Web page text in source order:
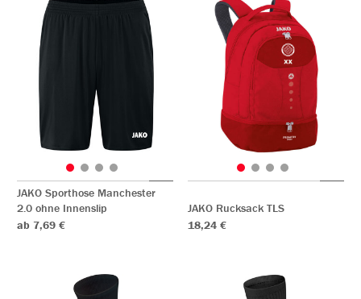
JAKO Sporthose Manchester
2.0 ohne Innenslip
ab 7,69 €
JAKO Rucksack TLS
18,24 €